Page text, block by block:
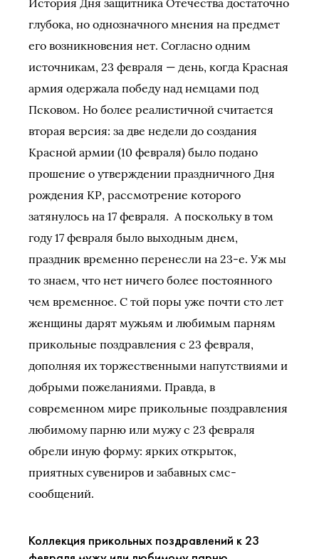
История Дня защитника Отечества достаточно
глубока, но однозначного мнения на предмет
его возникновения нет. Согласно одним
источникам, 23 февраля — день, когда Красная
армия одержала победу над немцами под
Псковом. Но более реалистичной считается
вторая версия: за две недели до создания
Красной армии (10 февраля) было подано
прошение о утверждении праздничного Дня
рождения КР, рассмотрение которого
затянулось на 17 февраля. А поскольку в том
году 17 февраля было выходным днем,
праздник временно перенесли на 23-е. Уж мы
то знаем, что нет ничего более постоянного
чем временное. С той поры уже почти сто лет
женщины дарят мужьям и любимым парням
прикольные поздравления с 23 февраля,
дополняя их торжественными напутствиями и
добрыми пожеланиями. Правда, в
современном мире прикольные поздравления
любимому парню или мужу с 23 февраля
обрели иную форму: ярких открыток,
приятных сувениров и забавных смс-
сообщений.
Коллекция прикольных поздравлений к 23